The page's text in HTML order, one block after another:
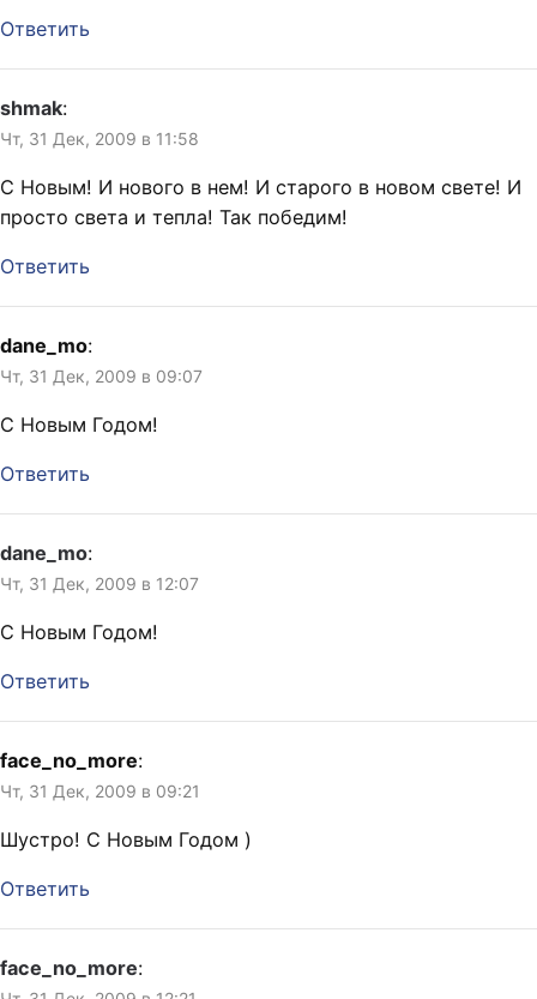
Ответить
shmak:
Чт, 31 Дек, 2009 в 11:58
C Новым! И нового в нем! И старого в новом свете! И
просто света и тепла! Так победим!
Ответить
dane_mo:
Чт, 31 Дек, 2009 в 09:07
С Новым Годом!
Ответить
dane_mo:
Чт, 31 Дек, 2009 в 12:07
С Новым Годом!
Ответить
face_no_more:
Чт, 31 Дек, 2009 в 09:21
Шустро! С Новым Годом )
Ответить
face_no_more: